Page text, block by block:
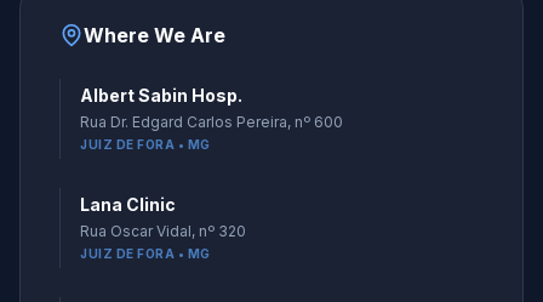
Where We Are
Albert Sabin Hosp.
Rua Dr. Edgard Carlos Pereira, nº 600
JUIZ DE FORA • MG
Lana Clinic
Rua Oscar Vidal, nº 320
JUIZ DE FORA • MG